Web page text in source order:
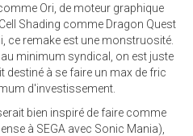
Ori, de moteur graphique
Shading comme Dragon Quest
ce remake est une monstruosité.
au minimum syndical, on est juste
destiné à se faire un max de fric
d'investissement.
bien inspiré de faire comme
à SEGA avec Sonic Mania),